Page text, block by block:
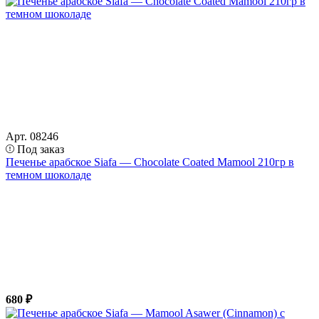
Арт. 08246
Под заказ
Печенье арабское Siafa — Chocolate Coated Mamool 210гр в
темном шоколаде
680 ₽